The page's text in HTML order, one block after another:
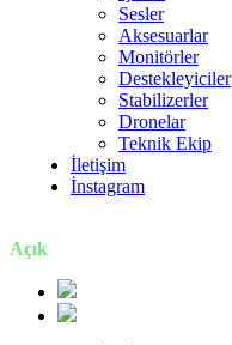
Sesler
Aksesuarlar
Monitörler
Destekleyiciler
Stabilizerler
Dronelar
Teknik Ekip
İletişim
İnstagram
Açık